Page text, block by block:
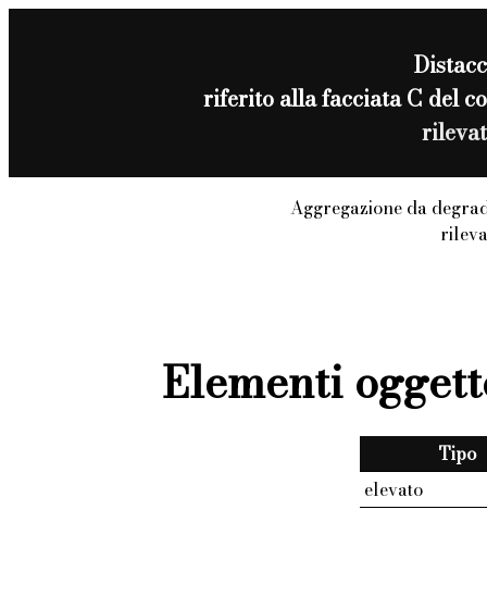
riferito alla facciata C del
Aggregazione da
Elementi
Tipo
elevato